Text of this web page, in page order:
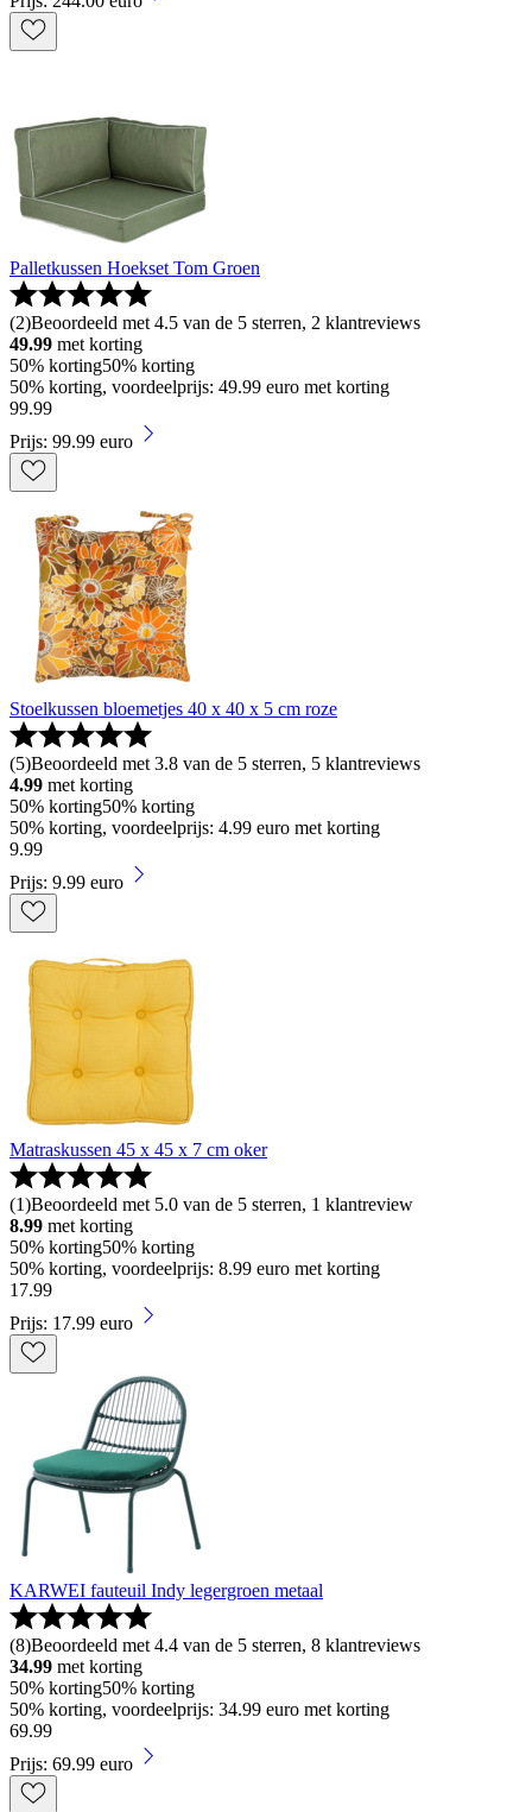
Palletkussen Hoekset Tom Groen
(2)Beoordeeld met 4.5 van de 5 sterren, 2 klantreviews
49.99 met korting
50% korting50% korting
50% korting, voordeelprijs: 49.99 euro met korting
99.99
Prijs: 99.99 euro
Stoelkussen bloemetjes 40 x 40 x 5 cm roze
(5)Beoordeeld met 3.8 van de 5 sterren, 5 klantreviews
4.99 met korting
50% korting50% korting
50% korting, voordeelprijs: 4.99 euro met korting
9.99
Prijs: 9.99 euro
Matraskussen 45 x 45 x 7 cm oker
(1)Beoordeeld met 5.0 van de 5 sterren, 1 klantreview
8.99 met korting
50% korting50% korting
50% korting, voordeelprijs: 8.99 euro met korting
17.99
Prijs: 17.99 euro
KARWEI fauteuil Indy legergroen metaal
(8)Beoordeeld met 4.4 van de 5 sterren, 8 klantreviews
34.99 met korting
50% korting50% korting
50% korting, voordeelprijs: 34.99 euro met korting
69.99
Prijs: 69.99 euro